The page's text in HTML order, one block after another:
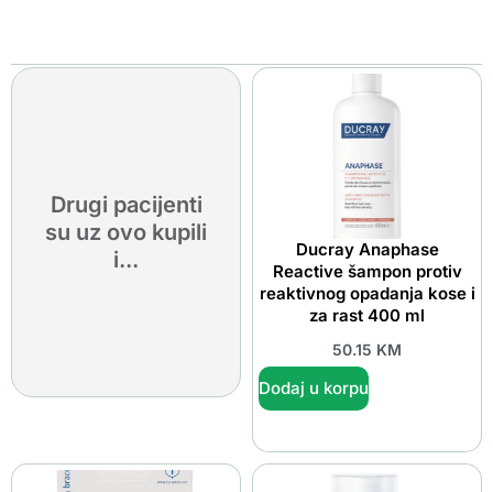
Drugi pacijenti
su uz ovo kupili
i...
Ducray Anaphase
Reactive šampon protiv
reaktivnog opadanja kose i
za rast 400 ml
50.15 KM
Dodaj u korpu